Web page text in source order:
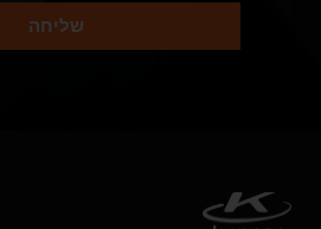
שליחה